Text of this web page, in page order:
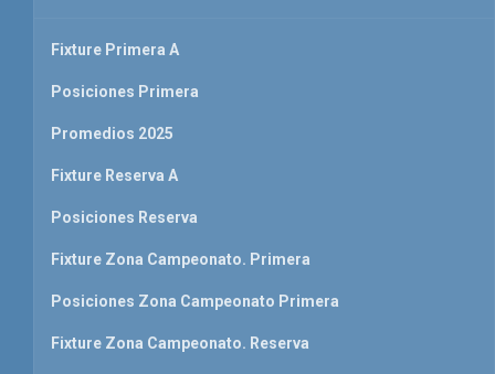
Fixture Primera A
Posiciones Primera
Promedios 2025
Fixture Reserva A
Posiciones Reserva
Fixture Zona Campeonato. Primera
Posiciones Zona Campeonato Primera
Fixture Zona Campeonato. Reserva